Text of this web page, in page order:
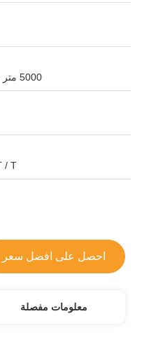
5000 متر مربع ، OEM / مخصص 20000 متر مربع
T / T ، ويسترن يونيون ، موني جرام ، L / C.
احصل على افضل سعر
معلومات مفصلة